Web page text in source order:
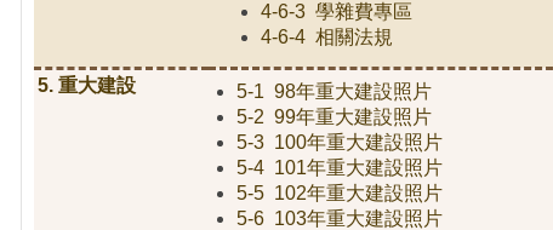
4-6-3 學雜費專區
4-6-4 相關法規
5. 重大建設
5-1 98年重大建設照片
5-2 99年重大建設照片
5-3 100年重大建設照片
5-4 101年重大建設照片
5-5 102年重大建設照片
5-6 103年重大建設照片